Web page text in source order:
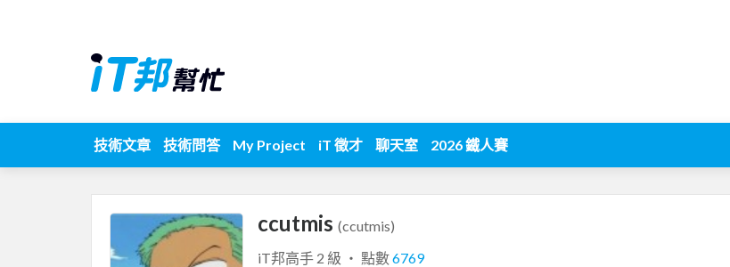
技術文章 技術問答 My Project iT 徵才 聊天室 2026 鐵人賽
ccutmis (ccutmis)
iT邦高手 2 級 ‧ 點數6769